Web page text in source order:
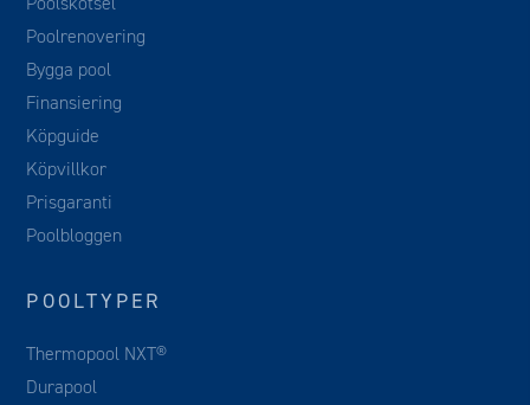
Poolrenovering
Bygga pool
Finansiering
Köpguide
Köpvillkor
Prisgaranti
Poolbloggen
POOLTYPER
Thermopool NXT®
Durapool